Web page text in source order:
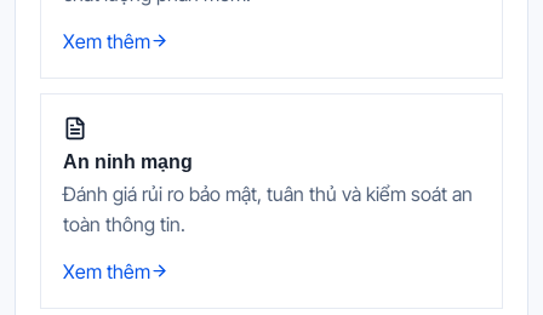
Xem thêm
An ninh mạng
Đánh giá rủi ro bảo mật, tuân thủ và kiểm soát an
toàn thông tin.
Xem thêm